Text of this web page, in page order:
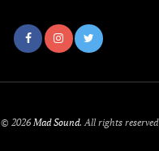
2026Mad Sound. All rights reserved